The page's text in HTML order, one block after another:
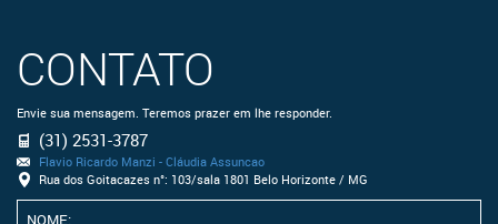
CONTATO
Envie sua mensagem. Teremos prazer em lhe responder.
(31) 2531-3787
Flavio Ricardo Manzi - Cláudia Assuncao
Rua dos Goitacazes n°: 103/sala 1801 Belo Horizonte / MG